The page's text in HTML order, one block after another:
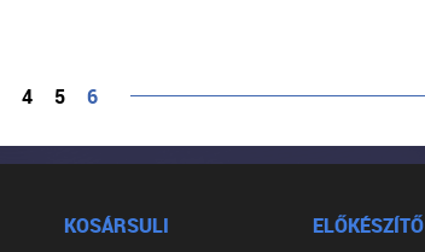
4 5 6
KOSÁRSULI
ELŐKÉSZÍTŐ